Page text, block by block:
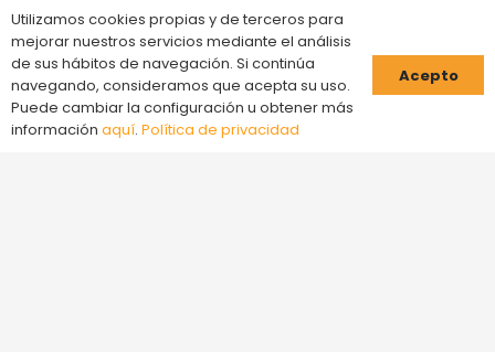
Inicio
Términos y condiciones
Preguntas frecuentes
Utilizamos cookies propias y de terceros para
mejorar nuestros servicios mediante el análisis
de sus hábitos de navegación. Si continúa
navegando, consideramos que acepta su uso.
Puede cambiar la configuración u obtener más
información aquí. Política de privacidad
Acepto